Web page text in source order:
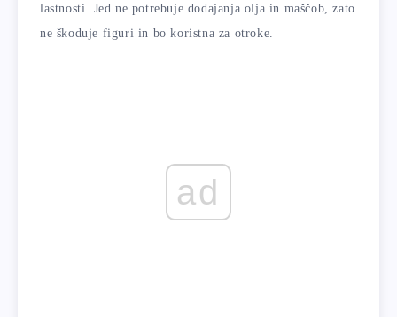
lastnosti. Jed ne potrebuje dodajanja olja in maščob, zato
ne škoduje figuri in bo koristna za otroke.
ad